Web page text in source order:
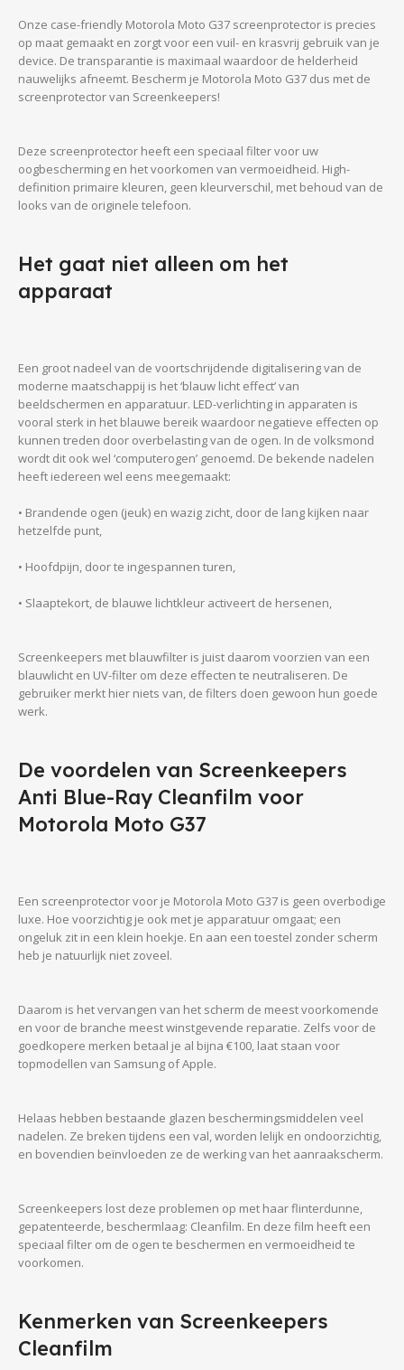
Onze case-friendly Motorola Moto G37 screenprotector is precies
op maat gemaakt en zorgt voor een vuil- en krasvrij gebruik van je
device. De transparantie is maximaal waardoor de helderheid
nauwelijks afneemt. Bescherm je Motorola Moto G37 dus met de
screenprotector van Screenkeepers!
Deze screenprotector heeft een speciaal filter voor uw
oogbescherming en het voorkomen van vermoeidheid. High-
definition primaire kleuren, geen kleurverschil, met behoud van de
looks van de originele telefoon.
Het gaat niet alleen om het
apparaat
Een groot nadeel van de voortschrijdende digitalisering van de
moderne maatschappij is het ‘blauw licht effect’ van
beeldschermen en apparatuur. LED-verlichting in apparaten is
vooral sterk in het blauwe bereik waardoor negatieve effecten op
kunnen treden door overbelasting van de ogen. In de volksmond
wordt dit ook wel ‘computerogen’ genoemd. De bekende nadelen
heeft iedereen wel eens meegemaakt:
• Brandende ogen (jeuk) en wazig zicht, door de lang kijken naar
hetzelfde punt,
• Hoofdpijn, door te ingespannen turen,
• Slaaptekort, de blauwe lichtkleur activeert de hersenen,
Screenkeepers met blauwfilter is juist daarom voorzien van een
blauwlicht en UV-filter om deze effecten te neutraliseren. De
gebruiker merkt hier niets van, de filters doen gewoon hun goede
werk.
De voordelen van Screenkeepers
Anti Blue-Ray Cleanfilm voor
Motorola Moto G37
Een screenprotector voor je Motorola Moto G37 is geen overbodige
luxe. Hoe voorzichtig je ook met je apparatuur omgaat; een
ongeluk zit in een klein hoekje. En aan een toestel zonder scherm
heb je natuurlijk niet zoveel.
Daarom is het vervangen van het scherm de meest voorkomende
en voor de branche meest winstgevende reparatie. Zelfs voor de
goedkopere merken betaal je al bijna €100, laat staan voor
topmodellen van Samsung of Apple.
Helaas hebben bestaande glazen beschermingsmiddelen veel
nadelen. Ze breken tijdens een val, worden lelijk en ondoorzichtig,
en bovendien beïnvloeden ze de werking van het aanraakscherm.
Screenkeepers lost deze problemen op met haar flinterdunne,
gepatenteerde, beschermlaag: Cleanfilm. En deze film heeft een
speciaal filter om de ogen te beschermen en vermoeidheid te
voorkomen.
Kenmerken van Screenkeepers
Cleanfilm